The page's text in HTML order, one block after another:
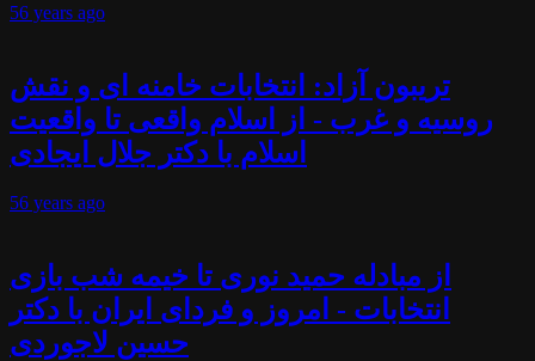
56 years ago
تریبون آزاد: انتخابات خامنه ای و نقش
روسیه و غرب - از اسلام واقعی تا واقعیت
اسلام با دکتر جلال ایجادی
56 years ago
از مبادله حمید نوری تا خیمه شب بازی
انتخابات - امروز و فردای ایران با دکتر
حسین لاجوردی